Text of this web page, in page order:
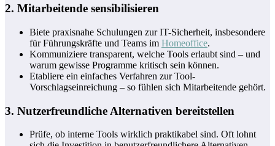
2. Mitarbeitende sensibilisieren
Biete praxisnahe Schulungen zur IT-Sicherheit, insbesondere
für Führungskräfte und Teams im Homeoffice.
Kommuniziere transparent, welche Tools erlaubt sind – und
warum gewisse Programme kritisch sein können.
Etabliere ein einfaches Verfahren zur Tool-
Vorschlagseinreichung – so fühlen sich Mitarbeitende gehört.
3. Nutzerfreundliche Alternativen bereitstellen
Prüfe, ob interne Tools wirklich praktikabel sind. Oft lohnt